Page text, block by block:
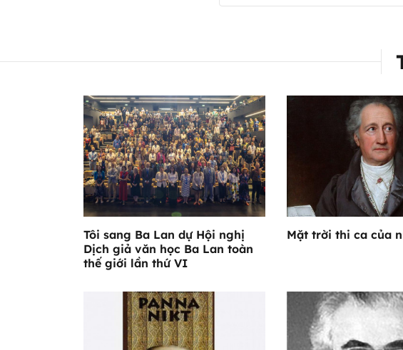
Tôi sang Ba Lan dự Hội nghị
Dịch giả văn học Ba Lan toàn
thế giới lần thứ VI
Mặt trời thi ca của